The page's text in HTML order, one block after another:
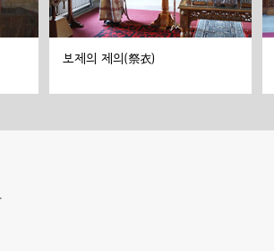
보제의 제의(祭衣)